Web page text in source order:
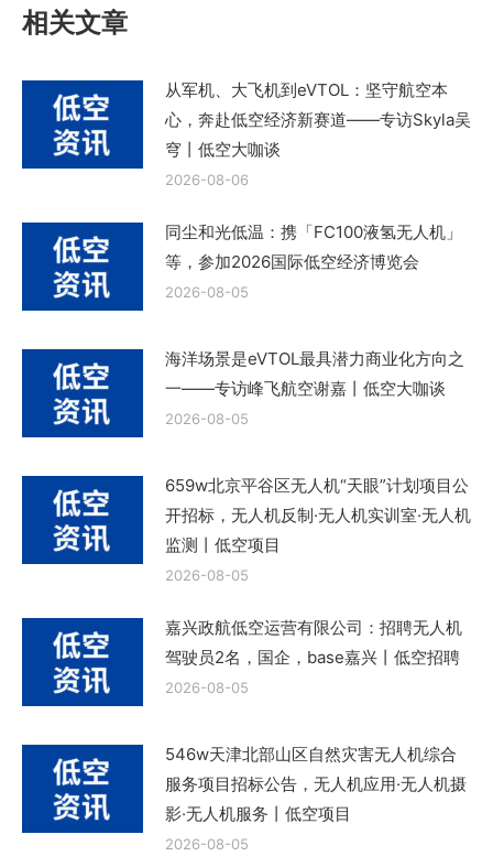
相关文章
从军机、大飞机到eVTOL：坚守航空本
心，奔赴低空经济新赛道——专访Skyla吴
穹丨低空大咖谈
2026-08-06
同尘和光低温：携「FC100液氢无人机」
等，参加2026国际低空经济博览会
2026-08-05
海洋场景是eVTOL最具潜力商业化方向之
一——专访峰飞航空谢嘉丨低空大咖谈
2026-08-05
659w北京平谷区无人机“天眼”计划项目公
开招标，无人机反制·无人机实训室·无人机
监测丨低空项目
2026-08-05
嘉兴政航低空运营有限公司：招聘无人机
驾驶员2名，国企，base嘉兴丨低空招聘
2026-08-05
546w天津北部山区自然灾害无人机综合
服务项目招标公告，无人机应用·无人机摄
影·无人机服务丨低空项目
2026-08-05